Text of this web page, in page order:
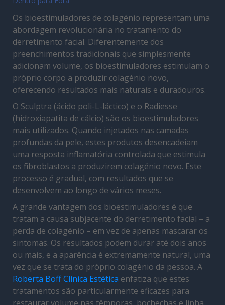
Os bioestimuladores de colagénio representam uma
abordagem revolucionária no tratamento do
derretimento facial. Diferentemente dos
preenchimentos tradicionais que simplesmente
adicionam volume, os bioestimuladores estimulam o
próprio corpo a produzir colagénio novo,
oferecendo resultados mais naturais e duradouros.
O Sculptra (ácido poli-L-láctico) e o Radiesse
(hidroxiapatita de cálcio) são os bioestimuladores
mais utilizados. Quando injetados nas camadas
profundas da pele, estes produtos desencadeiam
uma resposta inflamatória controlada que estimula
os fibroblastos a produzirem colagénio novo. Este
processo é gradual, com resultados que se
desenvolvem ao longo de vários meses.
A grande vantagem dos bioestimuladores é que
tratam a causa subjacente do derretimento facial – a
perda de colagénio – em vez de apenas mascarar os
sintomas. Os resultados podem durar até dois anos
ou mais, e a aparência é extremamente natural, uma
vez que se trata do próprio colagénio da pessoa. A
Roberta Boff Clínica Estética enfatiza que estes
tratamentos são particularmente eficazes para